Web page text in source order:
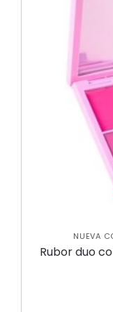
NUEVA
Rubor duo